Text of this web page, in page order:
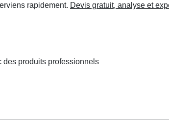
rapidement. Devis gratuit, analyse et
des produits professionnels